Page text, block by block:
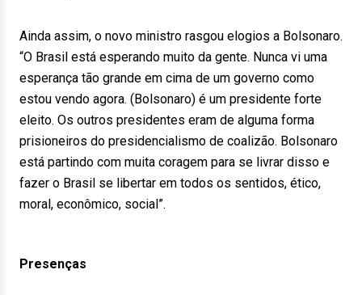
Ainda assim, o novo ministro rasgou elogios a Bolsonaro.
“O Brasil está esperando muito da gente. Nunca vi uma
esperança tão grande em cima de um governo como
estou vendo agora. (Bolsonaro) é um presidente forte
eleito. Os outros presidentes eram de alguma forma
prisioneiros do presidencialismo de coalizão. Bolsonaro
está partindo com muita coragem para se livrar disso e
fazer o Brasil se libertar em todos os sentidos, ético,
moral, econômico, social”.
Presenças